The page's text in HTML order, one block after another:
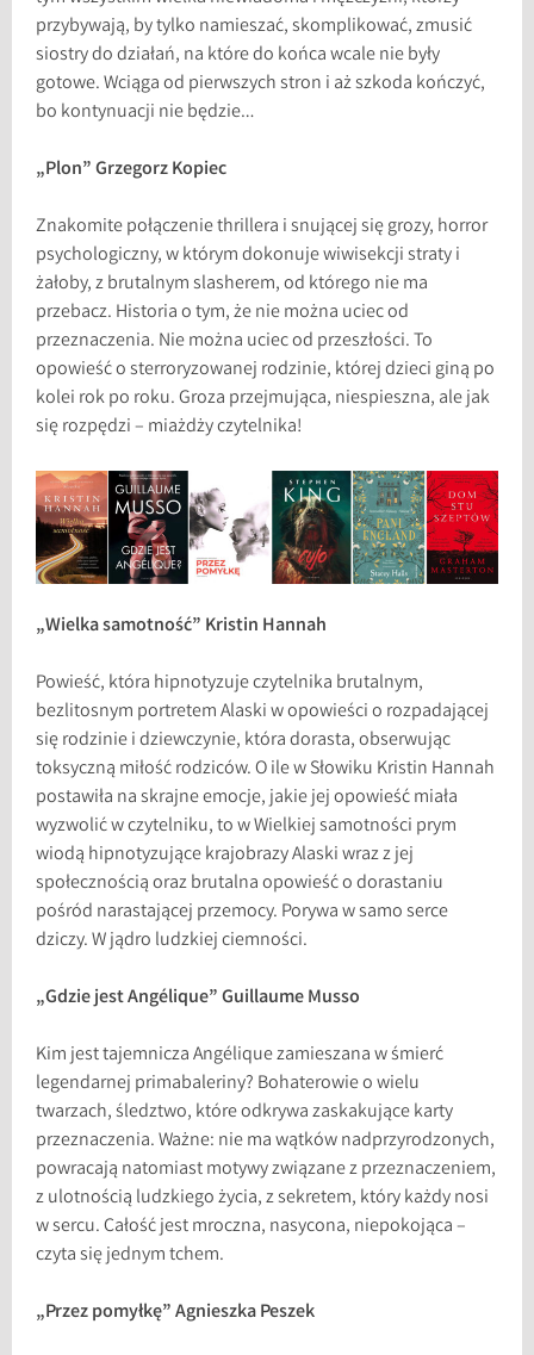
przybywają, by tylko namieszać, skomplikować, zmusić
siostry do działań, na które do końca wcale nie były
gotowe. Wciąga od pierwszych stron i aż szkoda kończyć,
bo kontynuacji nie będzie…
„Plon” Grzegorz Kopiec
Znakomite połączenie thrillera i snującej się grozy, horror
psychologiczny, w którym dokonuje wiwisekcji straty i
żałoby, z brutalnym slasherem, od którego nie ma
przebacz. Historia o tym, że nie można uciec od
przeznaczenia. Nie można uciec od przeszłości. To
opowieść o sterroryzowanej rodzinie, której dzieci giną po
kolei rok po roku. Groza przejmująca, niespieszna, ale jak
się rozpędzi – miażdży czytelnika!
„Wielka samotność” Kristin Hannah
Powieść, która hipnotyzuje czytelnika brutalnym,
bezlitosnym portretem Alaski w opowieści o rozpadającej
się rodzinie i dziewczynie, która dorasta, obserwując
toksyczną miłość rodziców. O ile w Słowiku Kristin Hannah
postawiła na skrajne emocje, jakie jej opowieść miała
wyzwolić w czytelniku, to w Wielkiej samotności prym
wiodą hipnotyzujące krajobrazy Alaski wraz z jej
społecznością oraz brutalna opowieść o dorastaniu
pośród narastającej przemocy. Porywa w samo serce
dziczy. W jądro ludzkiej ciemności.
„Gdzie jest Angélique” Guillaume Musso
Kim jest tajemnicza Angélique zamieszana w śmierć
legendarnej primabaleriny? Bohaterowie o wielu
twarzach, śledztwo, które odkrywa zaskakujące karty
przeznaczenia. Ważne: nie ma wątków nadprzyrodzonych,
powracają natomiast motywy związane z przeznaczeniem,
z ulotnością ludzkiego życia, z sekretem, który każdy nosi
w sercu. Całość jest mroczna, nasycona, niepokojąca –
czyta się jednym tchem.
„Przez pomyłkę” Agnieszka Peszek